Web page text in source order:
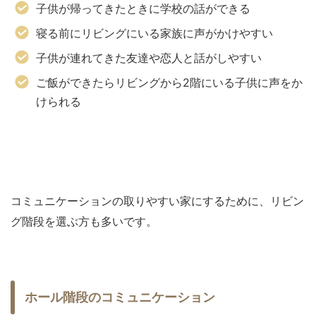
子供が帰ってきたときに学校の話ができる
寝る前にリビングにいる家族に声がかけやすい
子供が連れてきた友達や恋人と話がしやすい
ご飯ができたらリビングから2階にいる子供に声をか
けられる
コミュニケーションの取りやすい家にするために、リビン
グ階段を選ぶ方も多いです。
ホール階段のコミュニケーション